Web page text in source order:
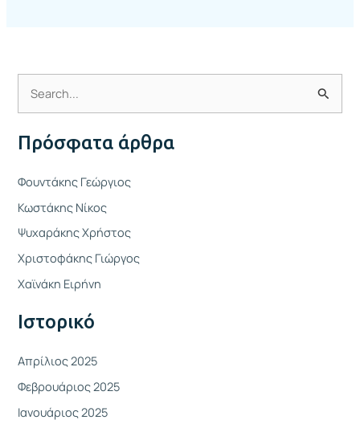
ν
α
ή
τ
η
σ
η
ι
Πρόσφατα άρθρα
Φουντάκης Γεώργιος
Κωστάκης Νίκος
Ψυχαράκης Χρήστος
Χριστοφάκης Γιώργος
Χαϊνάκη Ειρήνη
Ιστορικό
Απρίλιος 2025
Φεβρουάριος 2025
Ιανουάριος 2025